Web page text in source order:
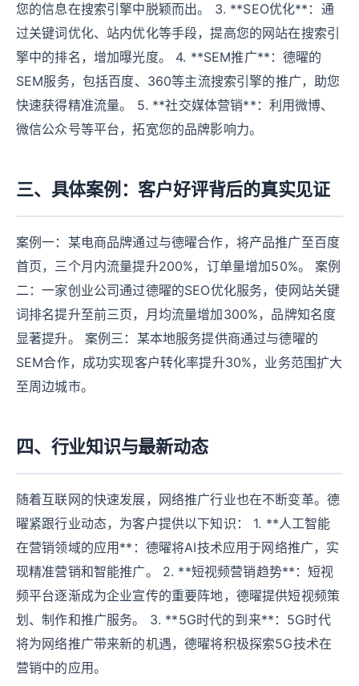
您的信息在搜索引擎中脱颖而出。 3. **SEO优化**：通
过关键词优化、站内优化等手段，提高您的网站在搜索引
擎中的排名，增加曝光度。 4. **SEM推广**：德曜的
SEM服务，包括百度、360等主流搜索引擎的推广，助您
快速获得精准流量。 5. **社交媒体营销**：利用微博、
微信公众号等平台，拓宽您的品牌影响力。
三、具体案例：客户好评背后的真实见证
案例一：某电商品牌通过与德曜合作，将产品推广至百度
首页，三个月内流量提升200%，订单量增加50%。 案例
二：一家创业公司通过德曜的SEO优化服务，使网站关键
词排名提升至前三页，月均流量增加300%，品牌知名度
显著提升。 案例三：某本地服务提供商通过与德曜的
SEM合作，成功实现客户转化率提升30%，业务范围扩大
至周边城市。
四、行业知识与最新动态
随着互联网的快速发展，网络推广行业也在不断变革。德
曜紧跟行业动态，为客户提供以下知识： 1. **人工智能
在营销领域的应用**：德曜将AI技术应用于网络推广，实
现精准营销和智能推广。 2. **短视频营销趋势**：短视
频平台逐渐成为企业宣传的重要阵地，德曜提供短视频策
划、制作和推广服务。 3. **5G时代的到来**：5G时代
将为网络推广带来新的机遇，德曜将积极探索5G技术在
营销中的应用。